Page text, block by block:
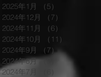
2025年1月
（5）
2024年12月
（7）
2024年11月
（6）
2024年10月
（11）
2024年9月
（7）7件の記事
2024年8月 （9）
9件の記事
2024年7月